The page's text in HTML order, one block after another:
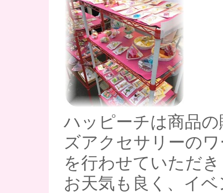
ハッピーチは商品
ズアクセサリーの
を行わせていただ
お天気も良く、イ